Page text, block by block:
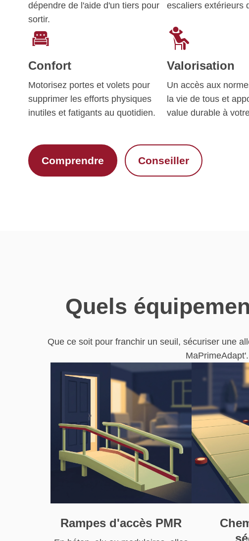
dépendre de l'aide d'un tiers pour
sortir.
escaliers extérieurs
Confort
Motorisez portes et volets pour
supprimer les efforts physiques
inutiles et fatigants au quotidien.
Valorisation
Un accès aux
la vie de tous et
value durable à
Comprendre Conseiller
Quels
Que ce soit pour franchir un seuil, sécuriser une
Rampes d'accès PMR